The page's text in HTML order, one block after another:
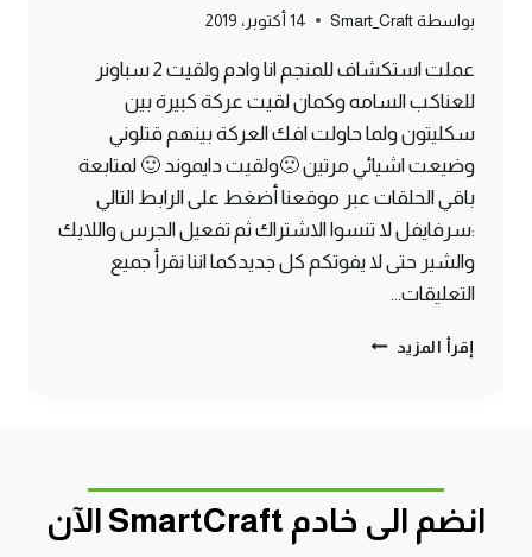
بواسطة Smart_Craft 14 أكتوبر، 2019
عملت استكشاف للمنجم انا وادم ولقيت 2 سباونر
للعناكب السامه وكمان لقيت عركة كبيرة بين
سكليتون ولما حاولت افك العركة بينهم قتلوني
وضيعت اشيائي مرتين 🙁ولقيت دايموند 🙂 لمتابعة
باقي الحلقات عبر موقعنا أضغط على الرابط التالي
:سرفايفل لا تنسوا الاشتراك ثم تفعيل الجرس واللايك
والشير حتى لا يفوتكم كل جديدكما اننا نقرأ جميع
التعليقات…
إقرأ المزيد الحلقة
بستكشف
المنجم
–
انضم الى خادم SmartCraft الآن